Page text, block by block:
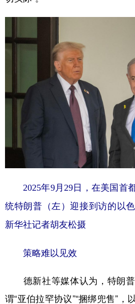
2025年9月29日，在美国首
统特朗普（左）迎接到访的以
新华社记者胡友松摄
策略难以见效
德新社等媒体认为，特朗普
谓“亚伯拉罕协议”“捆绑兜售”，